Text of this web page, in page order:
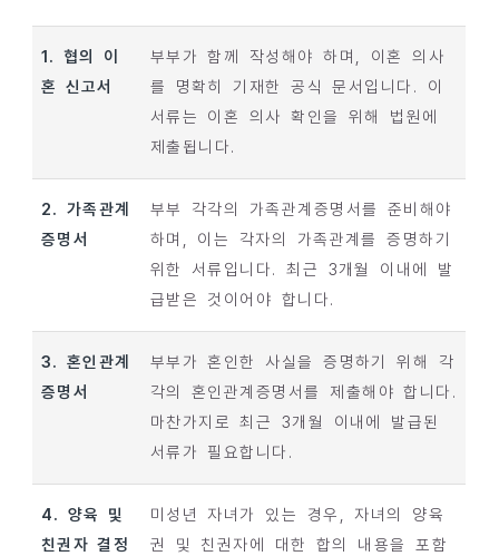
1. 협의 이
혼 신고서
부부가 함께 작성해야 하며, 이혼 의사
를 명확히 기재한 공식 문서입니다. 이
서류는 이혼 의사 확인을 위해 법원에
제출됩니다.
2. 가족관계
증명서
부부 각각의 가족관계증명서를 준비해야
하며, 이는 각자의 가족관계를 증명하기
위한 서류입니다. 최근 3개월 이내에 발
급받은 것이어야 합니다.
3. 혼인관계
증명서
부부가 혼인한 사실을 증명하기 위해 각
각의 혼인관계증명서를 제출해야 합니다.
마찬가지로 최근 3개월 이내에 발급된
서류가 필요합니다.
4. 양육 및
친권자 결정
미성년 자녀가 있는 경우, 자녀의 양육
권 및 친권자에 대한 합의 내용을 포함